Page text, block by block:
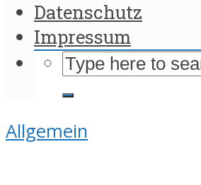
Datenschutz
Impressum
Allgemein